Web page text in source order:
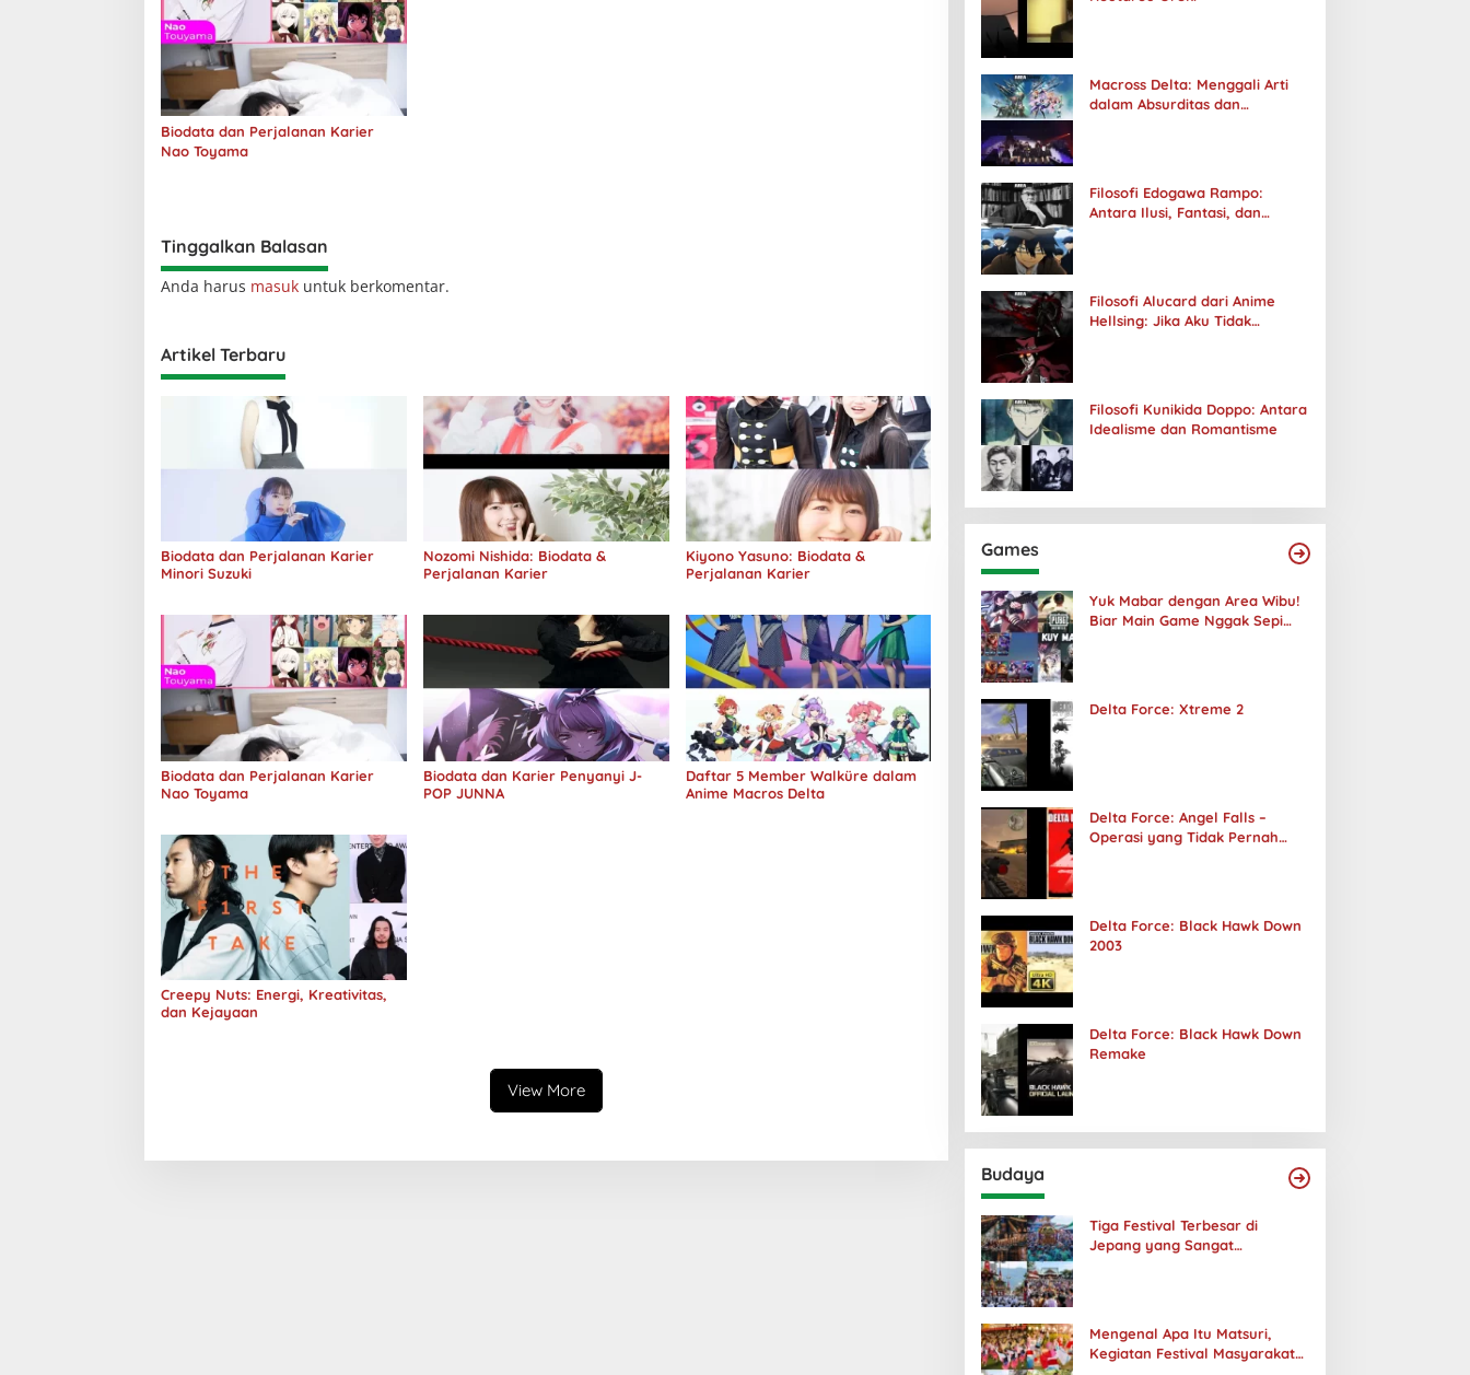
Biodata dan Perjalanan Karier
Nao Toyama
Tinggalkan Balasan
Anda harus masuk untuk berkomentar.
Artikel Terbaru
Biodata dan Perjalanan Karier
Minori Suzuki
Nozomi Nishida: Biodata &
Perjalanan Karier
Kiyono Yasuno: Biodata &
Perjalanan Karier
Biodata dan Perjalanan Karier
Nao Toyama
Biodata dan Karier Penyanyi J-
POP JUNNA
Daftar 5 Member Walküre dalam
Anime Macros Delta
Creepy Nuts: Energi, Kreativitas,
dan Kejayaan
View More
Macross Delta: Menggali Arti
dalam Absurditas dan
Filosofi Edogawa Rampo:
Antara Ilusi, Fantasi, dan
Filosofi Alucard dari Anime
Hellsing: Jika Aku Tidak
Filosofi Kunikida Doppo: Antara
Idealisme dan Romantisme
Games
Yuk Mabar dengan Area Wibu!
Biar Main Game Nggak Sepi
Delta Force: Xtreme 2
Delta Force: Angel Falls –
Operasi yang Tidak Pernah
Delta Force: Black Hawk Down
2003
Delta Force: Black Hawk Down
Remake
Budaya
Tiga Festival Terbesar di
Jepang yang Sangat
Mengenal Apa Itu Matsuri,
Kegiatan Festival Masyarakat